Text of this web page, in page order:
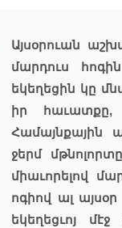
Այսօրուան
մարդուս
եկեղեցին կը
իր հաւատքը,
Համայնքային
ջերմ
միաւորելով
ոգիով ալ
եկեղեցւոյ